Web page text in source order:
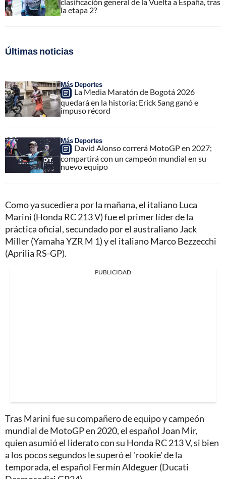
la etapa 2?
Últimas noticias
Más Deportes
La Media Maratón de Bogotá 2026
quedará en la historia; Erick Sang ganó e
impuso récord
Más Deportes
David Alonso correrá MotoGP en 2027;
compartirá con un campeón mundial en su
nuevo equipo
Como ya sucediera por la mañana, el italiano Luca
Marini (Honda RC 213 V) fue el primer líder de la
práctica oficial, secundado por el australiano Jack
Miller (Yamaha YZR M 1) y el italiano Marco Bezzecchi
(Aprilia RS-GP).
PUBLICIDAD
Tras Marini fue su compañero de equipo y campeón
mundial de MotoGP en 2020, el español Joan Mir,
quien asumió el liderato con su Honda RC 213 V, si bien
a los pocos segundos le superó el 'rookie' de la
temporada, el español Fermín Aldeguer (Ducati